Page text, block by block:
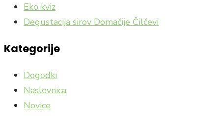
Eko kviz
Degustacija sirov Domačije Čilčevi
Kategorije
Dogodki
Naslovnica
Novice